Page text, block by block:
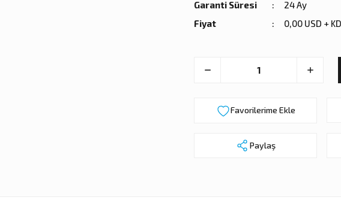
Garanti Süresi
24 Ay
Fiyat
0,00 USD +
Paylaş